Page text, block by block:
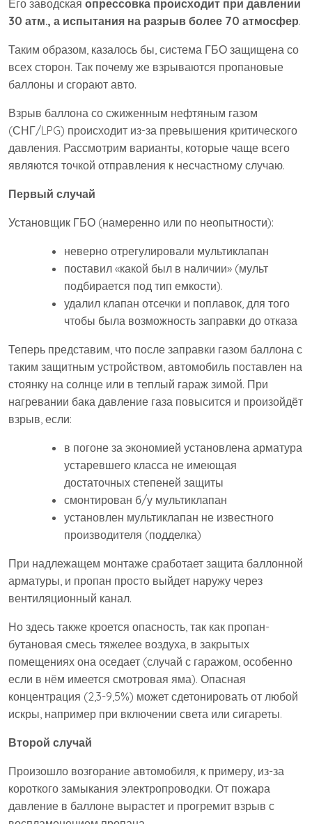
Его заводская опрессовка происходит при давлении
30 атм., а испытания на разрыв более 70 атмосфер.
Таким образом, казалось бы, система ГБО защищена со
всех сторон. Так почему же взрываются пропановые
баллоны и сгорают авто.
Взрыв баллона со сжиженным нефтяным газом
(СНГ/LPG) происходит из-за превышения критического
давления. Рассмотрим варианты, которые чаще всего
являются точкой отправления к несчастному случаю.
Первый случай
Установщик ГБО (намеренно или по неопытности):
неверно отрегулировали мультиклапан
поставил «какой был в наличии» (мульт
подбирается под тип емкости).
удалил клапан отсечки и поплавок, для того
чтобы была возможность заправки до отказа
Теперь представим, что после заправки газом баллона с
таким защитным устройством, автомобиль поставлен на
стоянку на солнце или в теплый гараж зимой. При
нагревании бака давление газа повысится и произойдёт
взрыв, если:
в погоне за экономией установлена арматура
устаревшего класса не имеющая
достаточных степеней защиты
смонтирован б/у мультиклапан
установлен мультиклапан не известного
производителя (подделка)
При надлежащем монтаже сработает защита баллонной
арматуры, и пропан просто выйдет наружу через
вентиляционный канал.
Но здесь также кроется опасность, так как пропан-
бутановая смесь тяжелее воздуха, в закрытых
помещениях она оседает (случай с гаражом, особенно
если в нём имеется смотровая яма). Опасная
концентрация (2,3-9,5%) может сдетонировать от любой
искры, например при включении света или сигареты.
Второй случай
Произошло возгорание автомобиля, к примеру, из-за
короткого замыкания электропроводки. От пожара
давление в баллоне вырастет и прогремит взрыв с